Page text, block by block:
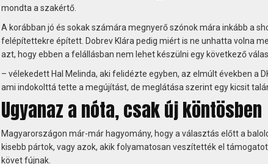
mondta a szakértő.
A korábban jó és sokak számára megnyerő szónok mára inkább a
felépítettekre épített. Dobrev Klára pedig miért is ne unhatta volna
azt, hogy ebben a felállásban nem lehet készülni egy következő
– vélekedett Hal Melinda, aki felidézte egyben, az elmúlt években a
ami indokolttá tette a megújítást, de meglátása szerint egy kicsit
Ugyanaz a nóta, csak új köntösben
Magyarországon már-már hagyomány, hogy a választás előtt a
kisebb pártok, vagy azok, akik folyamatosan veszítették el
követ fújnak.